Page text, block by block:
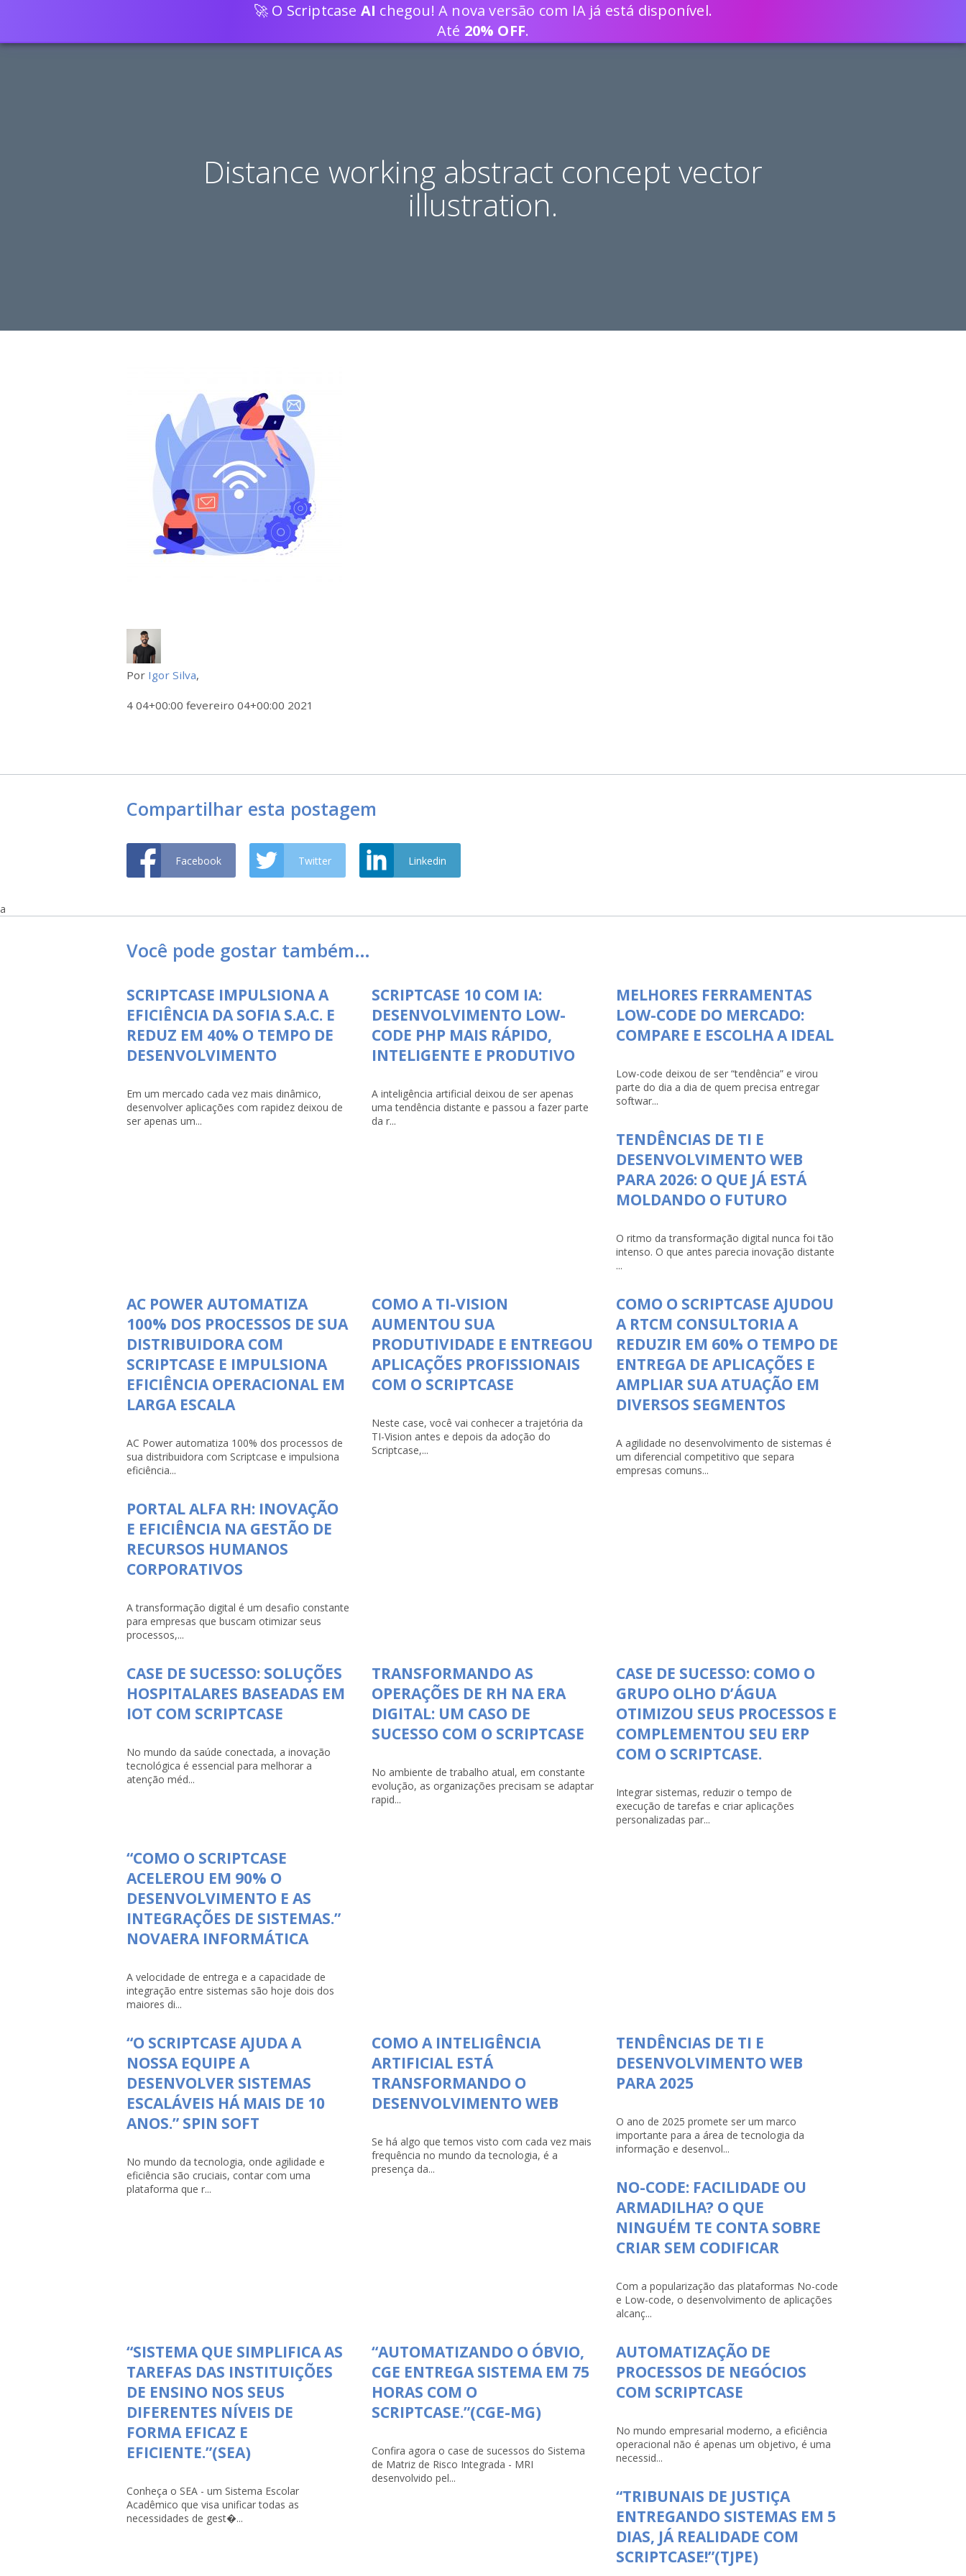
DESENVOLVA SOLUÇÕES WEB 80% MAIS RÁPIDO COM O SCRIPTCASE
Distance working abstract concept vector
illustration.
Por Igor Silva,
4 04+00:00 fevereiro 04+00:00 2021
Compartilhar esta postagem
Facebook Twitter Linkedin
a
Você pode gostar também…
SCRIPTCASE IMPULSIONA A
EFICIÊNCIA DA SOFIA S.A.C. E
REDUZ EM 40% O TEMPO DE
DESENVOLVIMENTO
Em um mercado cada vez mais dinâmico,
desenvolver aplicações com rapidez deixou de
ser apenas um...
SCRIPTCASE 10 COM IA:
DESENVOLVIMENTO LOW-
CODE PHP MAIS RÁPIDO,
INTELIGENTE E PRODUTIVO
A inteligência artificial deixou de ser apenas
uma tendência distante e passou a fazer parte
da r...
MELHORES FERRAMENTAS
LOW-CODE DO MERCADO:
COMPARE E ESCOLHA A IDEAL
Low-code deixou de ser “tendência” e virou
parte do dia a dia de quem precisa entregar
softwar...
TENDÊNCIAS DE TI E
DESENVOLVIMENTO WEB
PARA 2026: O QUE JÁ ESTÁ
MOLDANDO O FUTURO
O ritmo da transformação digital nunca foi tão
intenso. O que antes parecia inovação distante
...
AC POWER AUTOMATIZA
100% DOS PROCESSOS DE SUA
DISTRIBUIDORA COM
SCRIPTCASE E IMPULSIONA
EFICIÊNCIA OPERACIONAL EM
LARGA ESCALA
AC Power automatiza 100% dos processos de
sua distribuidora com Scriptcase e impulsiona
eficiência...
COMO A TI-VISION
AUMENTOU SUA
PRODUTIVIDADE E ENTREGOU
APLICAÇÕES PROFISSIONAIS
COM O SCRIPTCASE
Neste case, você vai conhecer a trajetória da
TI-Vision antes e depois da adoção do
Scriptcase,...
COMO O SCRIPTCASE AJUDOU
A RTCM CONSULTORIA A
REDUZIR EM 60% O TEMPO DE
ENTREGA DE APLICAÇÕES E
AMPLIAR SUA ATUAÇÃO EM
DIVERSOS SEGMENTOS
A agilidade no desenvolvimento de sistemas é
um diferencial competitivo que separa
empresas comuns...
PORTAL ALFA RH: INOVAÇÃO
E EFICIÊNCIA NA GESTÃO DE
RECURSOS HUMANOS
CORPORATIVOS
A transformação digital é um desafio constante
para empresas que buscam otimizar seus
processos,...
CASE DE SUCESSO: SOLUÇÕES
HOSPITALARES BASEADAS EM
IOT COM SCRIPTCASE
No mundo da saúde conectada, a inovação
tecnológica é essencial para melhorar a
atenção méd...
TRANSFORMANDO AS
OPERAÇÕES DE RH NA ERA
DIGITAL: UM CASO DE
SUCESSO COM O SCRIPTCASE
No ambiente de trabalho atual, em constante
evolução, as organizações precisam se adaptar
rapid...
CASE DE SUCESSO: COMO O
GRUPO OLHO D’ÁGUA
OTIMIZOU SEUS PROCESSOS E
COMPLEMENTOU SEU ERP
COM O SCRIPTCASE.
Integrar sistemas, reduzir o tempo de
execução de tarefas e criar aplicações
personalizadas par...
“COMO O SCRIPTCASE
ACELEROU EM 90% O
DESENVOLVIMENTO E AS
INTEGRAÇÕES DE SISTEMAS.”
NOVAERA INFORMÁTICA
A velocidade de entrega e a capacidade de
integração entre sistemas são hoje dois dos
maiores di...
“O SCRIPTCASE AJUDA A
NOSSA EQUIPE A
DESENVOLVER SISTEMAS
ESCALÁVEIS HÁ MAIS DE 10
ANOS.” SPIN SOFT
No mundo da tecnologia, onde agilidade e
eficiência são cruciais, contar com uma
plataforma que r...
COMO A INTELIGÊNCIA
ARTIFICIAL ESTÁ
TRANSFORMANDO O
DESENVOLVIMENTO WEB
Se há algo que temos visto com cada vez mais
frequência no mundo da tecnologia, é a
presença da...
TENDÊNCIAS DE TI E
DESENVOLVIMENTO WEB
PARA 2025
O ano de 2025 promete ser um marco
importante para a área de tecnologia da
informação e desenvol...
NO-CODE: FACILIDADE OU
ARMADILHA? O QUE
NINGUÉM TE CONTA SOBRE
CRIAR SEM CODIFICAR
Com a popularização das plataformas No-code
e Low-code, o desenvolvimento de aplicações
alcanç...
“SISTEMA QUE SIMPLIFICA AS
TAREFAS DAS INSTITUIÇÕES
DE ENSINO NOS SEUS
DIFERENTES NÍVEIS DE
FORMA EFICAZ E
EFICIENTE.”(SEA)
Conheça o SEA - um Sistema Escolar
Acadêmico que visa unificar todas as
necessidades de gest�...
“AUTOMATIZANDO O ÓBVIO,
CGE ENTREGA SISTEMA EM 75
HORAS COM O
SCRIPTCASE.”(CGE-MG)
Confira agora o case de sucessos do Sistema
de Matriz de Risco Integrada - MRI
desenvolvido pel...
AUTOMATIZAÇÃO DE
PROCESSOS DE NEGÓCIOS
COM SCRIPTCASE
No mundo empresarial moderno, a eficiência
operacional não é apenas um objetivo, é uma
necessid...
“TRIBUNAIS DE JUSTIÇA
ENTREGANDO SISTEMAS EM 5
DIAS, JÁ REALIDADE COM
SCRIPTCASE!”(TJPE)
🚀 O Scriptcase AI chegou! A nova versão com IA já está disponível.
Até 20% OFF.